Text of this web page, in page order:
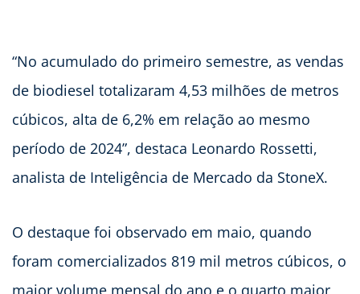
“No acumulado do primeiro semestre, as vendas
de biodiesel totalizaram 4,53 milhões de metros
cúbicos, alta de 6,2% em relação ao mesmo
período de 2024”, destaca Leonardo Rossetti,
analista de Inteligência de Mercado da StoneX.
O destaque foi observado em maio, quando
foram comercializados 819 mil metros cúbicos, o